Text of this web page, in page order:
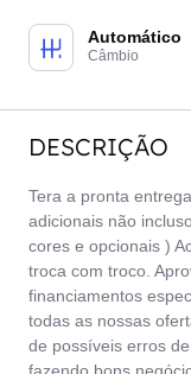
Automático
Câmbio
DESCRIÇÃO
Tera a pronta
adicionais não
cores e opcionais )
troca com troco.
financiamentos
todas as nossas
de possíveis erros